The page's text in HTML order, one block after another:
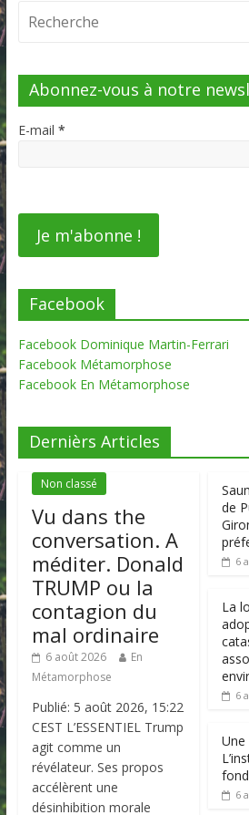
Abonnez-vous à notre
E-mail *
Facebook
Facebook Dominique Martin-Ferrari
Facebook Métamorphose
Facebook En Métamorphose
Dernièrs Articles
Non classé
Vu dans the
conversation. A
méditer. Donald
TRUMP ou la
contagion du
mal ordinaire
6 août 2026
En
Métamorphose
Publié: 5 août 2026, 15:22
CEST L’ESSENTIEL Trump
agit comme un
révélateur. Ses propos
accélèrent une
désinhibition morale
de
6
La
6
6